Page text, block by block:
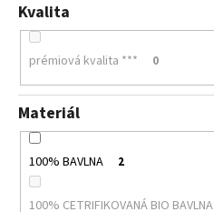
Kvalita
prémiová kvalita *** 0
Materiál
100% BAVLNA 2
100% CETRIFIKOVANÁ BIO BAVLNA